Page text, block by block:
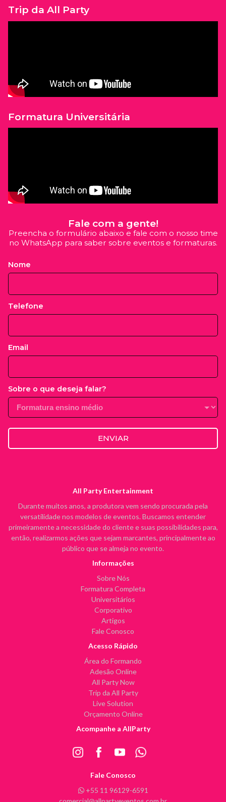
Trip da All Party
Formatura Universitária
Fale com a gente!
Preencha o formulário abaixo e fale com o nosso time
no WhatsApp para saber sobre eventos e formaturas.
Nome
Telefone
Email
Sobre o que deseja falar?
ENVIAR
All Party Entertainment
Durante muitos anos, a produtora vem sendo procurada pela
versatilidade nos modelos de eventos. Buscamos entender
primeiramente a necessidade do cliente e suas possibilidades para,
então, realizarmos ações que sejam marcantes, principalmente ao
público que se almeja no evento.
Informações
Sobre Nós
Formatura Completa
Universitários
Corporativo
Artigos
Fale Conosco
Acesso Rápido
Área do Formando
Adesão Online
All Party Now
Trip da All Party
Live Solution
Orçamento Online
Acompanhe a AllParty
Fale Conosco
+55 11 96129-6591